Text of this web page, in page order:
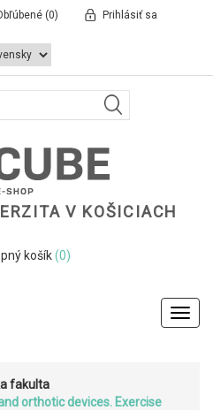
(0) Prihlásiť sa
V KOŠICIACH
košík(0)
fakulta
orthotic devices. Exercise